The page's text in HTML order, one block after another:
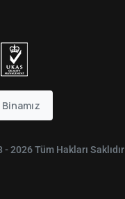
2026 Tüm Hakları Saklıdır